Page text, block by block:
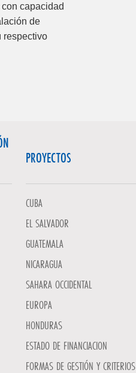
capacidad
de
respectivo
PROYECTOS
CUBA
EL SALVADOR
GUATEMALA
NICARAGUA
SAHARA OCCIDENTAL
EUROPA
HONDURAS
ESTADO DE FINANCIACION
FORMAS DE GESTIÓN Y CRITERIOS